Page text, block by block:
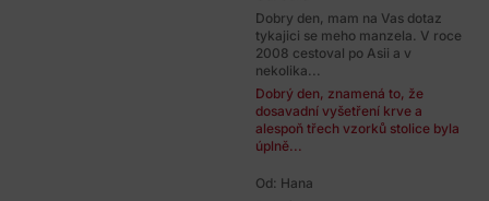
Dobry den, mam na Vas dotaz
tykajici se meho manzela. V roce
2008 cestoval po Asii a v
nekolika...
Dobrý den, znamená to, že
dosavadní vyšetření krve a
alespoň třech vzorků stolice byla
úplně...
Od: Hana